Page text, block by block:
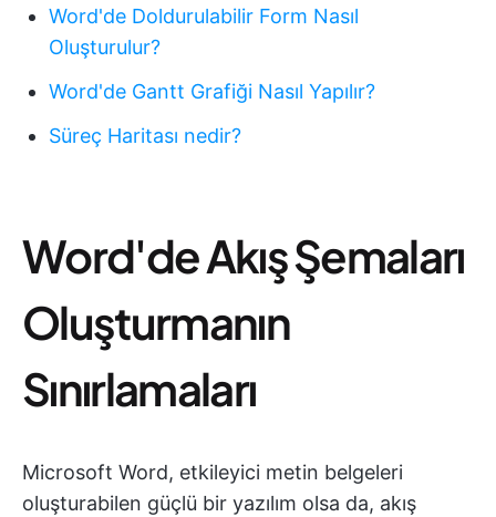
Word'de Doldurulabilir Form Nasıl
Oluşturulur?
Word'de Gantt Grafiği Nasıl Yapılır?
Süreç Haritası nedir?
Word'de Akış Şemaları
Oluşturmanın
Sınırlamaları
Microsoft Word, etkileyici metin belgeleri
oluşturabilen güçlü bir yazılım olsa da, akış